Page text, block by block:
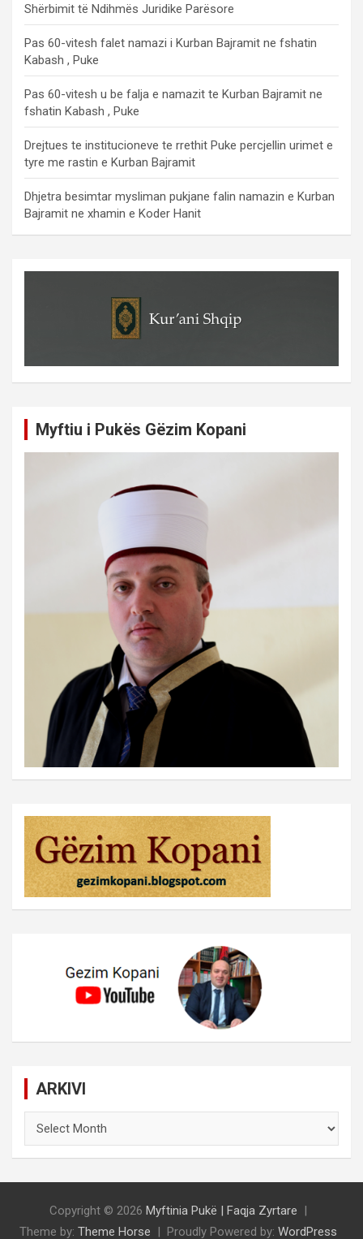
Shërbimit të Ndihmës Juridike Parësore
Pas 60-vitesh falet namazi i Kurban Bajramit ne fshatin
Kabash , Puke
Pas 60-vitesh u be falja e namazit te Kurban Bajramit ne
fshatin Kabash , Puke
Drejtues te institucioneve te rrethit Puke percjellin urimet e
tyre me rastin e Kurban Bajramit
Dhjetra besimtar mysliman pukjane falin namazin e Kurban
Bajramit ne xhamin e Koder Hanit
Myftiu i Pukës Gëzim Kopani
ARKIVI
Copyright © 2026 Myftinia Pukë | Faqja Zyrtare
Theme by: Theme Horse Proudly Powered by: WordPress